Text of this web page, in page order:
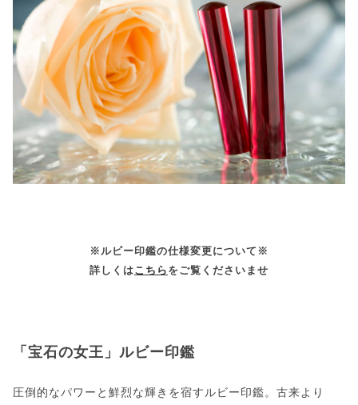
※ルビー印鑑の仕様変更について※
詳しくはこちら をご覧くださいませ
「宝石の女王」ルビー印鑑
圧倒的なパワーと鮮烈な輝きを宿すルビー印鑑。古来より